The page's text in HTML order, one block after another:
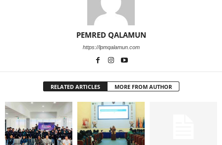
PEMRED QALAMUN
https://lpmqalamun.com
RELATED ARTICLES MORE FROM AUTHOR